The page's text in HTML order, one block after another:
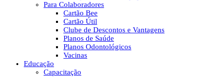
Para Colaboradores
Cartão Bee
Cartão Útil
Clube de Descontos e Vantagens
Planos de Saúde
Planos Odontológicos
Vacinas
Educação
Capacitação